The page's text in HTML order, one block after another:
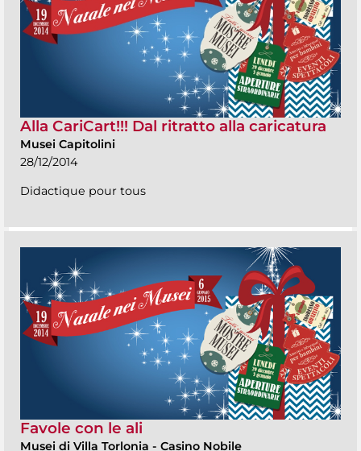
Alla CariCart!!! Dal ritratto alla caricatura
Musei Capitolini
28/12/2014
Didactique pour tous
Favole con le ali
Musei di Villa Torlonia - Casino Nobile